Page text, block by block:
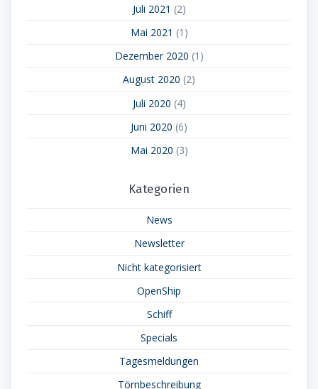
Juli 2021 (2)
Mai 2021 (1)
Dezember 2020 (1)
August 2020 (2)
Juli 2020 (4)
Juni 2020 (6)
Mai 2020 (3)
Kategorien
News
Newsletter
Nicht kategorisiert
OpenShip
Schiff
Specials
Tagesmeldungen
Törnbeschreibung